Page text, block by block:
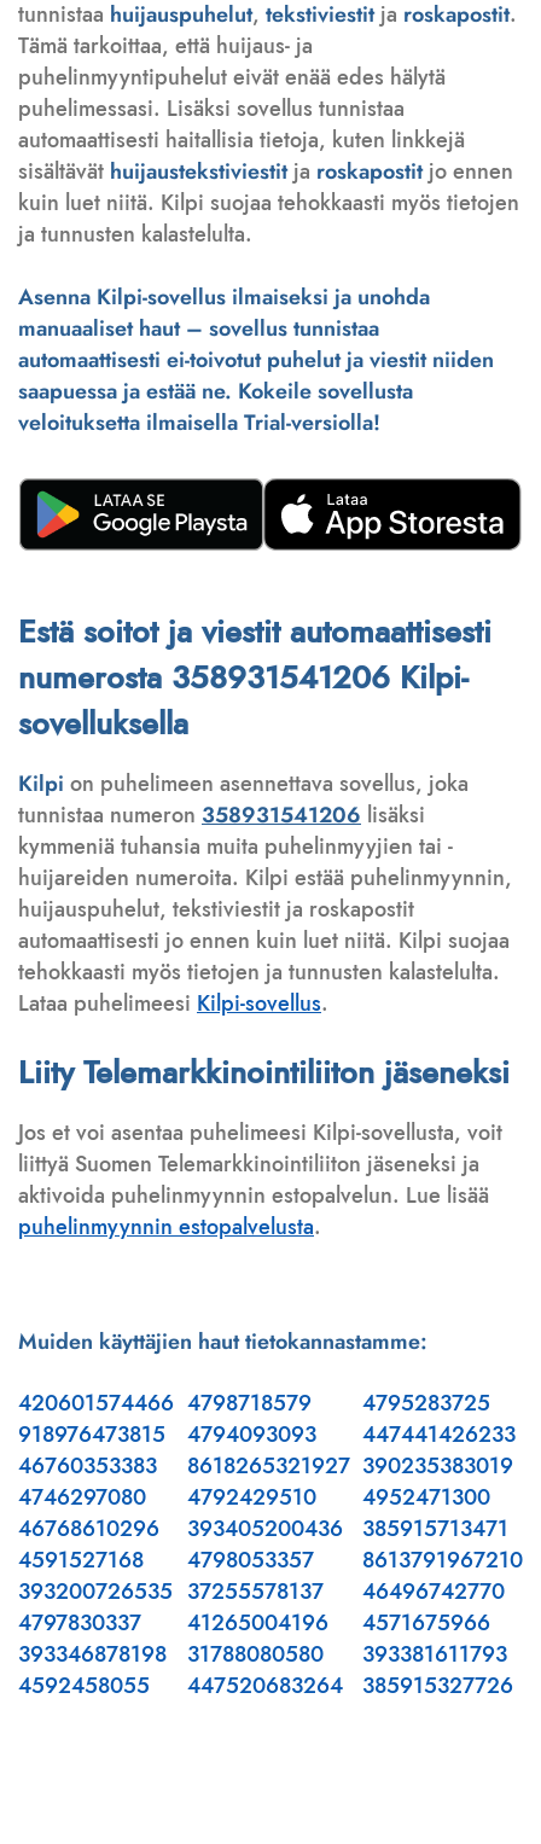
tunnistaa huijauspuhelut, tekstiviestitja roskapostit.
Tämä tarkoittaa, että huijaus- ja
puhelinmyyntipuhelut eivät enää edes hälytä
puhelimessasi. Lisäksi sovellus tunnistaa
automaattisesti haitallisia tietoja, kuten linkkejä
sisältävät huijaustekstiviestitja roskapostitjo ennen
kuin luet niitä. Kilpi suojaa tehokkaasti myös tietojen
ja tunnusten kalastelulta.
Asenna Kilpi-sovellus ilmaiseksi ja unohda
manuaaliset haut – sovellus tunnistaa
automaattisesti ei-toivotut puhelut ja viestit niiden
saapuessa ja estää ne. Kokeile sovellusta
veloituksetta ilmaisella Trial-versiolla!
Estä soitot ja viestit automaattisesti
numerosta 358931541206 Kilpi-
sovelluksella
Kilpi on puhelimeen asennettava sovellus, joka
tunnistaa numeron 358931541206 lisäksi
kymmeniä tuhansia muita puhelinmyyjien tai -
huijareiden numeroita. Kilpi estää puhelinmyynnin,
huijauspuhelut, tekstiviestit ja roskapostit
automaattisesti jo ennen kuin luet niitä. Kilpi suojaa
tehokkaasti myös tietojen ja tunnusten kalastelulta.
Lataa puhelimeesi Kilpi-sovellus.
Liity Telemarkkinointiliiton jäseneksi
Jos et voi asentaa puhelimeesi Kilpi-sovellusta, voit
liittyä Suomen Telemarkkinointiliiton jäseneksi ja
aktivoida puhelinmyynnin estopalvelun. Lue lisää
puhelinmyynnin estopalvelusta.
Muiden käyttäjien haut tietokannastamme:
420601574466
918976473815
46760353383
4746297080
46768610296
4591527168
393200726535
4797830337
393346878198
4592458055
4798718579
4794093093
8618265321927
4792429510
393405200436
4798053357
37255578137
41265004196
31788080580
447520683264
4795283725
447441426233
390235383019
4952471300
385915713471
8613791967210
46496742770
4571675966
393381611793
385915327726